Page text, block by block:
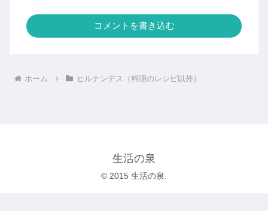
コメントを書き込む
ホーム ヒルナンデス（料理のレシピ以外）
生活の泉
© 2015 生活の泉.